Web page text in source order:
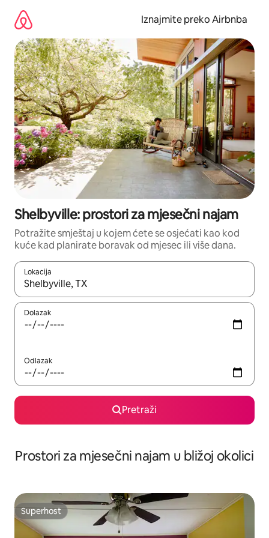
sadržaj
Iznajmite preko Airbnba
Shelbyville: prostori za mjesečni najam
Potražite smještaj u kojem ćete se osjećati kao kod
kuće kad planirate boravak od mjesec ili više dana.
Lokacija
Kada budu dostupni rezultati, moći ćete ih pregledati
Dolazak
Odlazak
Pretraži
Prostori za mjesečni najam u bližoj okolici
Superhost
Superhost